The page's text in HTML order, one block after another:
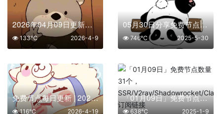
2026年04月09日更新：37条SSR/V2Ray/Clash可用免费节点
2026-4-9
133℃
05月30日分享免费节点数量22个,地区有台湾|英国|越南|菲律宾|比利时,2025年SSR|V2ray|Shadowrocket|Clash订阅链接
2025-5-30
746℃
免费节点每日更新 | 2026年04月19日SSR/V2Ray/Clash可用订阅
2026-4-19
116℃
「01月09日」免费节点数量31个，SSR/V2ray/Shadowrocket/Clash订阅链接
2025-1-9
638℃